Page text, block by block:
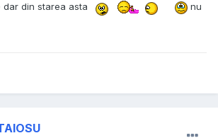
din starea asta
nu